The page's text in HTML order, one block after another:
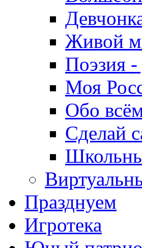
Живой
Поэзия -
Моя
Обо
Сделай
Празднуем
Игротека